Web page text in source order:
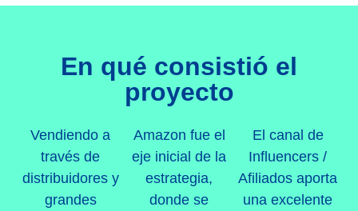
En qué consistió el
proyecto
Vendiendo a
través de
distribuidores y
grandes
Amazon fue el
eje inicial de la
estrategia,
donde se
El canal de
Influencers /
Afiliados aporta
una excelente